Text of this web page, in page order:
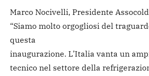
Marco Nocivelli, Presidente
“Siamo molto orgogliosi del
questa
inaugurazione. L’Italia vanta un
tecnico nel settore della